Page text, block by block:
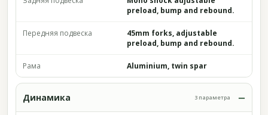
preload, bump and rebound.
Передняя подвеска
45mm forks, adjustable
preload, bump and rebound.
Рама Aluminium, twin spar
Динамика 3 параметра